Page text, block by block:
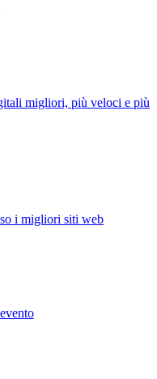
migliori, più veloci e più
i migliori siti web